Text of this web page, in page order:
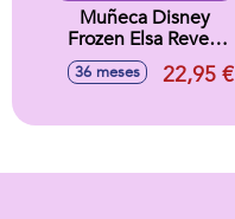
Muñeca Disney
Frozen Elsa Reveal
con Accesorio
Sorpresa. 33x18x8
36 meses 22,95 €